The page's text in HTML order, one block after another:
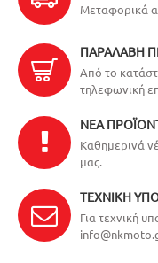
Μεταφορικά
ΠΑΡΑΛΑΒΉ
Από το
τηλεφωνική
ΝΈΑ
Καθημερινά
μας.
ΤΕΧΝΙΚΉ
Για τεχνική